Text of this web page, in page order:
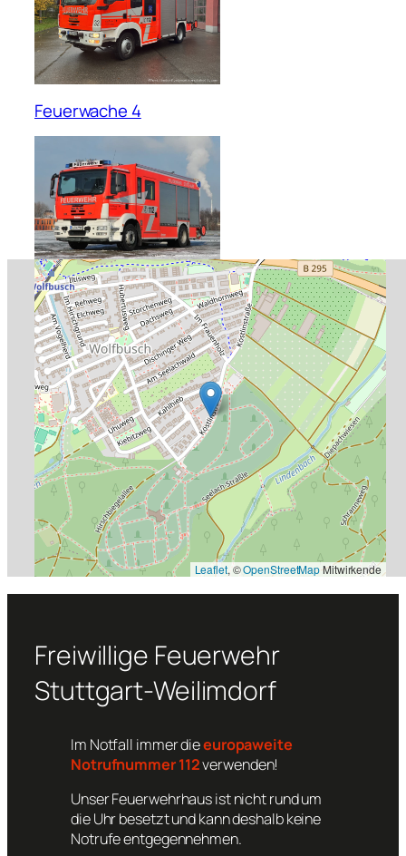
Feuerwache 4
Leaflet, ©OpenStreetMapMitwirkende
Freiwillige Feuerwehr
Stuttgart-Weilimdorf
Im Notfall immer dieeuropaweite
Notrufnummer 112verwenden!
Unser Feuerwehrhaus ist nicht rund um
die Uhr besetzt und kann deshalb keine
Notrufe entgegennehmen.